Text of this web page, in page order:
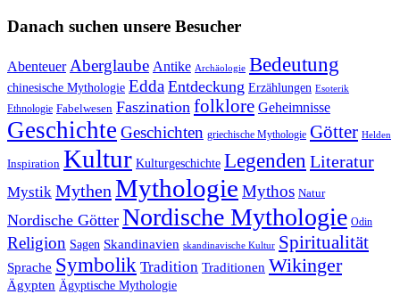
Danach suchen unsere Besucher
Abenteuer Aberglaube Antike Archäologie Bedeutung
chinesische Mythologie Edda Entdeckung Erzählungen Esoterik
Ethnologie Fabelwesen Faszination folklore Geheimnisse
Geschichte Geschichten griechische Mythologie Götter Helden
Inspiration Kultur Kulturgeschichte Legenden Literatur
Mystik Mythen Mythologie Mythos Natur
Nordische Götter Nordische Mythologie Odin
Religion Sagen Skandinavien skandinavische Kultur Spiritualität
Sprache Symbolik Tradition Traditionen Wikinger
Ägypten Ägyptische Mythologie